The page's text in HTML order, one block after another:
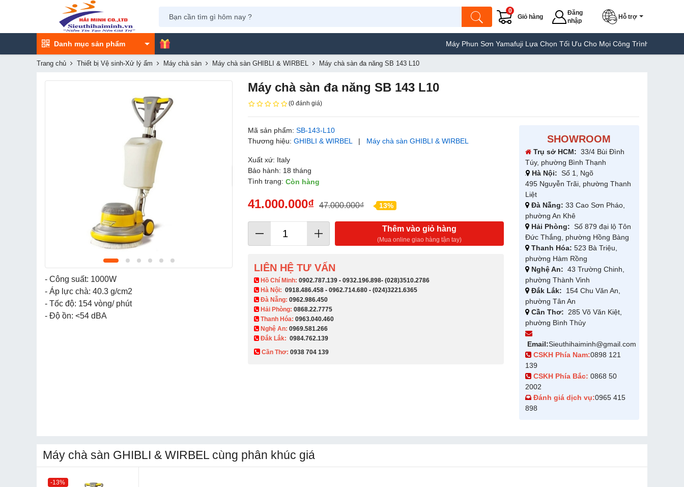
Giỏ hàng
0
Đăng
nhập
Hỗ trợ
Danh mục sản phẩm Máy Phun Sơn Yamafuji Lựa Chọn Tối Ưu Cho Mọi Công Trình Máy Hàn Túi
Trang chủ Thiết bị Vệ sinh-Xử lý ẩm Máy chà sàn Máy chà sàn GHIBLI & WIRBEL Máy chà sàn đa năng SB 143 L10
- Công suất: 1000W
- Áp lực chà: 40.3 g/cm2
- Tốc độ: 154 vòng/ phút
- Độ ồn: <54 dBA
Máy chà sàn đa năng SB 143 L10
(0 đánh giá)
Mã sản phẩm:SB-143-L10
Thương hiệu:GHIBLI & WIRBEL | Máy chà sàn GHIBLI & WIRBEL
Xuất xứ: Italy
Bảo hành: 18 tháng
Tình trạng:Còn hàng
41.000.000₫ 47.000.000₫ 13%
Thêm vào giỏ hàng
(Mua online giao hàng tận tay)
LIÊN HỆ TƯ VẤN
​ Hồ Chí Minh:0902.787.139 -0932.196.898-(028)3510.2786
Hà Nội:0918.486.458 -0962.714.680 -(024)3221.6365
Đà Nẵng:0962.986.450
Hải Phòng:0868.22.7775
Thanh Hóa:0963.040.460
Nghệ An:0969.581.266
Đắk Lắk: 0984.762.139
Cần Thơ:0938 704 139​
SHOWROOM
Trụ sở HCM: 33/4 Bùi Đình
Túy, phường Bình Thạnh
Hà Nội: Số 1, Ngõ
495 Nguyễn Trãi, phường Thanh
Liệt
Đà Nẵng: 33 Cao Sơn Pháo,
phường An Khê
Hải Phòng: Số 879 đại lộ Tôn
Đức Thắng, phường Hồng Bàng
Thanh Hóa: 523 Bà Triệu,
phường Hàm Rồng
Nghệ An: 43 Trường Chinh,
phường Thành Vinh
Đắk Lắk: 154 Chu Văn An,
phường Tân An
Cần Thơ: 285 Võ Văn Kiệt,
phường Bình Thủy
Email:Sieuthihaiminh@gmail.com
CSKH Phía Nam:0898 121
139
CSKH Phía Bắc: 0868 50
2002
Đánh giá dịch vụ:0965 415
898
Máy chà sàn GHIBLI & WIRBEL cùng phân khúc giá
-13%